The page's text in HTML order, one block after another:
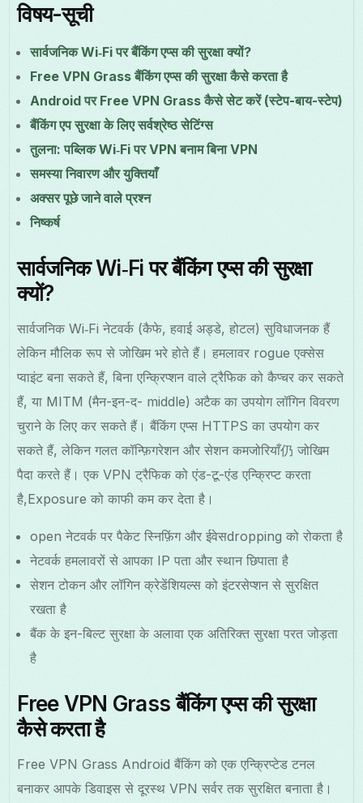
विषय-सूची
सार्वजनिक Wi‑Fi पर बैंकिंग एप्स की सुरक्षा क्यों?
Free VPN Grass बैंकिंग एप्स की सुरक्षा कैसे करता है
Android पर Free VPN Grass कैसे सेट करें (स्टेप-बाय-स्टेप)
बैंकिंग एप सुरक्षा के लिए सर्वश्रेष्ठ सेटिंग्स
तुलना: पब्लिक Wi‑Fi पर VPN बनाम बिना VPN
समस्या निवारण और युक्तियाँ
अक्सर पूछे जाने वाले प्रश्न
निष्कर्ष
सार्वजनिक Wi‑Fi पर बैंकिंग एप्स की सुरक्षा
क्यों?
सार्वजनिक Wi‑Fi नेटवर्क (कैफे, हवाई अड्डे, होटल) सुविधाजनक हैं
लेकिन मौलिक रूप से जोखिम भरे होते हैं। हमलावर rogue एक्सेस
प्वाइंट बना सकते हैं, बिना एन्क्रिप्शन वाले ट्रैफिक को कैप्चर कर सकते
हैं, या MITM (मैन-इन-द- middle) अटैक का उपयोग लॉगिन विवरण
चुराने के लिए कर सकते हैं। बैंकिंग एप्स HTTPS का उपयोग कर
सकते हैं, लेकिन गलत कॉन्फ़िगरेशन और सेशन कमजोरियाँ仍 जोखिम
पैदा करते हैं। एक VPN ट्रैफिक को एंड-टू-एंड एन्क्रिप्ट करता
है,Exposure को काफी कम कर देता है।
open नेटवर्क पर पैकेट स्निफ़िंग और ईवेसdropping को रोकता है
नेटवर्क हमलावरों से आपका IP पता और स्थान छिपाता है
सेशन टोकन और लॉगिन क्रेडेंशियल्स को इंटरसेप्शन से सुरक्षित
रखता है
बैंक के इन-बिल्ट सुरक्षा के अलावा एक अतिरिक्त सुरक्षा परत जोड़ता
है
Free VPN Grass बैंकिंग एप्स की सुरक्षा
कैसे करता है
Free VPN Grass Android बैंकिंग को एक एन्क्रिप्टेड टनल
बनाकर आपके डिवाइस से दूरस्थ VPN सर्वर तक सुरक्षित बनाता है।